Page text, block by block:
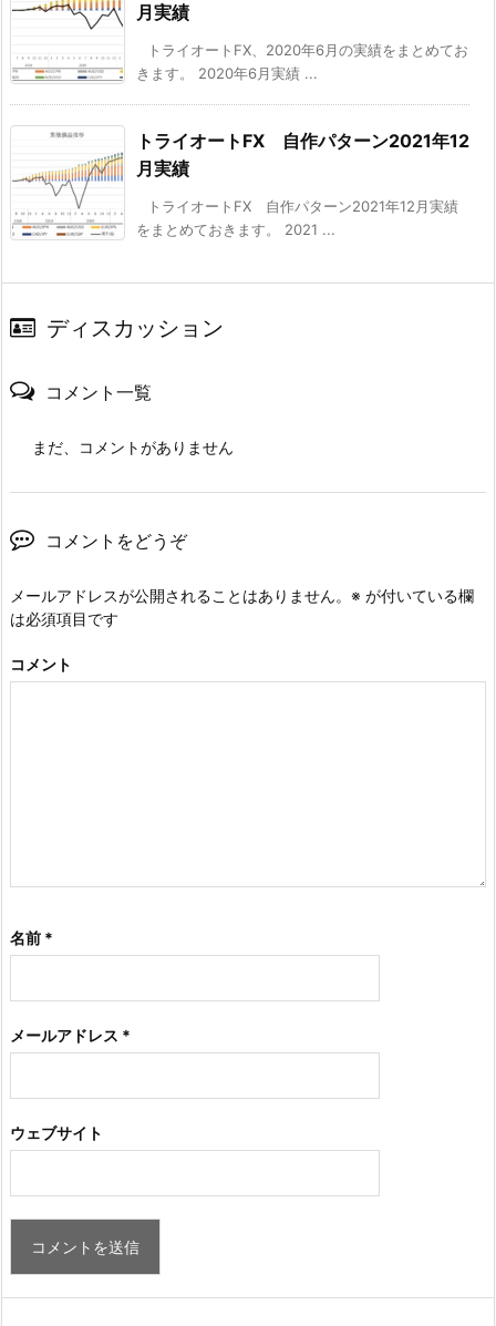
月実績
トライオートFX、2020年6月の実績をまとめてお
きます。 2020年6月実績 ...
トライオートFX 自作パターン2021年12
月実績
トライオートFX 自作パターン2021年12月実績
をまとめておきます。 2021 ...
ディスカッション
コメント一覧
まだ、コメントがありません
コメントをどうぞ
メールアドレスが公開されることはありません。 ※ が付いている欄
は必須項目です
コメント
名前 *
メールアドレス *
ウェブサイト